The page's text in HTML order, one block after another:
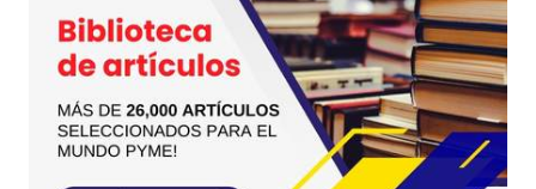
Muchas gracias Javier!
Un saludo cordial
JC